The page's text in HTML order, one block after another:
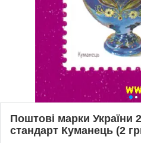
Поштові марки України
стандарт Куманець (2